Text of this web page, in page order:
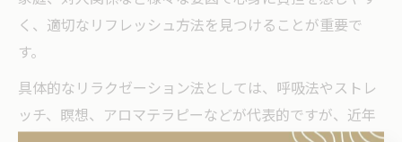
く、適切なリフレッシュ方法を見つけることが重要で
す。
具体的なリラクゼーション法としては、呼吸法やストレ
ッチ、瞑想、アロマテラピーなどが代表的ですが、近年